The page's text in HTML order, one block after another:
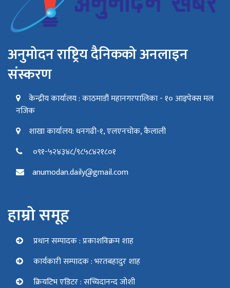
अनुमोदन राष्ट्रिय दैनिकको अनलाइन
संस्करण
केन्द्रीय कार्यालय : काठमाडौं महानगरपालिका - १० आइपेक्स मल
नजिक
शाखा कार्यालय: धनगढी-१, एलएनचोक, कैलाली
०९१-५२४३४८/९८५८४२१८०१
anumodan.daily@gmail.com
हाम्रो समूह
प्रधान सम्पादक : प्रकाशविक्रम शाह
कार्यकारी सम्पादक : भरतबहादुर शाह
क्रियटिभ एडिटर : सच्चिदानन्द जोशी